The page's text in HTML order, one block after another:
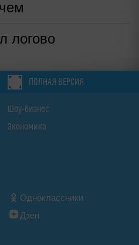
логово
ПОЛНАЯ ВЕРСИЯ
Шоу-бизнес
Экономика
Одноклассники
Дзен